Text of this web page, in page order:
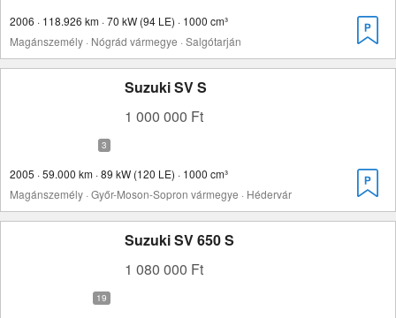
2006 · 118.926 km · 70 kW (94 LE) · 1000 cm³
Magánszemély · Nógrád vármegye · Salgótarján
Suzuki SV S
1 000 000 Ft
2005 · 59.000 km · 89 kW (120 LE) · 1000 cm³
Magánszemély · Győr-Moson-Sopron vármegye · Hédervár
Suzuki SV 650 S
1 080 000 Ft